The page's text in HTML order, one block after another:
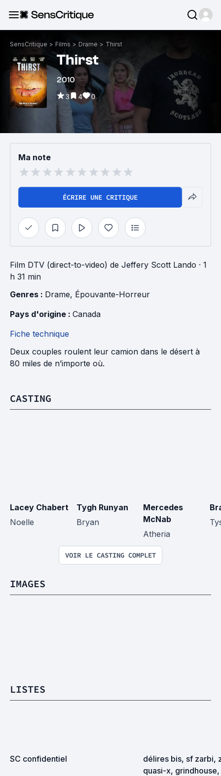
SensCritique > Films > Drame > Thirst
Thirst
2010
3 4 0
Ma note
ÉCRIRE UNE CRITIQUE
Film DTV (direct-to-video) de Jeffery Scott Lando · 1
h 31 min
Genres : Drame, Épouvante-Horreur
Pays d'origine : Canada
Fiche technique
Deux couples roulent leur camion dans le désert à
80 miles de n’importe où.
CASTING
Lacey Chabert
Noelle
Tygh Runyan
Bryan
Mercedes
McNab
Atheria
VOIR LE CASTING COMPLET
IMAGES
LISTES
SC confidentiel
délires bis, sf zarbi,
quasi-x,